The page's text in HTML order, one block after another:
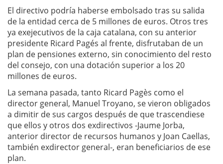
El directivo podría haberse embolsado tras su salida
de la entidad cerca de 5 millones de euros. Otros tres
ya exejecutivos de la caja catalana, con su anterior
presidente Ricard Pagés al frente, disfrutaban de un
plan de pensiones externo, sin conocimiento del resto
del consejo, con una dotación superior a los 20
millones de euros.
La semana pasada, tanto Ricard Pagès como el
director general, Manuel Troyano, se vieron obligados
a dimitir de sus cargos después de que trascendiese
que ellos y otros dos exdirectivos -Jaume Jorba,
anterior director de recursos humanos y Joan Caellas,
también exdirector general-, eran beneficiarios de ese
plan.